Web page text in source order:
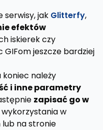
serwisy, jak Glitterfy,
efektów
iskierek czy
jeszcze bardziej
koniec należy
i inne parametry
zapisać go w
w
lub na stronie